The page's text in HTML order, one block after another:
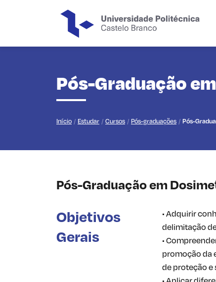
Pós-Graduação
Início Estudar Cursos Pós-graduações Pós-
Pós-Graduação em
Objetivos
Gerais
• Adquirir
delimitação
•
promoção da
de proteção e